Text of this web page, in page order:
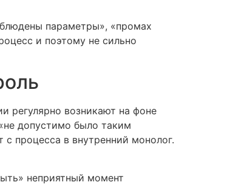
параметры», «промах
и поэтому не сильно
регулярно возникают на фоне
допустимо было таким
с процесса в внутренний монолог.
неприятный момент